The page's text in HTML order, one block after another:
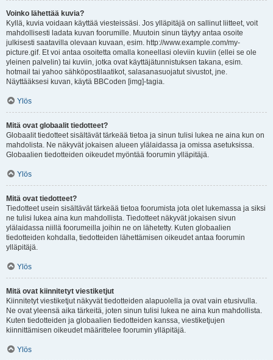
Voinko lähettää kuvia?
Kyllä, kuvia voidaan käyttää viesteissäsi. Jos ylläpitäjä on sallinut liitteet, voit
mahdollisesti ladata kuvan foorumille. Muutoin sinun täytyy antaa osoite
julkisesti saatavilla olevaan kuvaan, esim. http://www.example.com/my-
picture.gif. Et voi antaa osoitetta omalla koneellasi oleviin kuviin (ellei se ole
yleinen palvelin) tai kuviin, jotka ovat käyttäjätunnistuksen takana, esim.
hotmail tai yahoo sähköpostilaatikot, salasanasuojatut sivustot, jne.
Näyttääksesi kuvan, käytä BBCoden [img]-tagia.
Ylös
Mitä ovat globaalit tiedotteet?
Globaalit tiedotteet sisältävät tärkeää tietoa ja sinun tulisi lukea ne aina kun on
mahdolista. Ne näkyvät jokaisen alueen ylälaidassa ja omissa asetuksissa.
Globaalien tiedotteiden oikeudet myöntää foorumin ylläpitäjä.
Ylös
Mitä ovat tiedotteet?
Tiedotteet usein sisältävät tärkeää tietoa foorumista jota olet lukemassa ja siksi
ne tulisi lukea aina kun mahdollista. Tiedotteet näkyvät jokaisen sivun
ylälaidassa niillä foorumeilla joihin ne on lähetetty. Kuten globaalien
tiedotteiden kohdalla, tiedotteiden lähettämisen oikeudet antaa foorumin
ylläpitäjä.
Ylös
Mitä ovat kiinnitetyt viestiketjut
Kiinnitetyt viestiketjut näkyvät tiedotteiden alapuolella ja ovat vain etusivulla.
Ne ovat yleensä aika tärkeitä, joten sinun tulisi lukea ne aina kun mahdollista.
Kuten tiedotteiden ja globaalien tiedotteiden kanssa, viestiketjujen
kiinnittämisen oikeudet määrittelee foorumin ylläpitäjä.
Ylös